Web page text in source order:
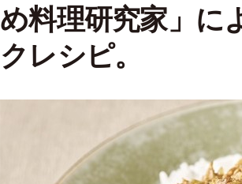
め料理研究家」に
クレシピ。